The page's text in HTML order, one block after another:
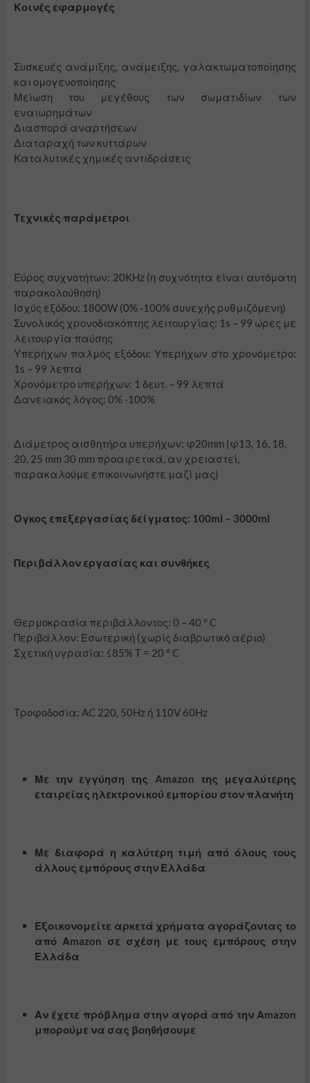
Κοινές εφαρμογές
Συσκευές ανάμιξης, ανάμειξης, γαλακτωματοποίησης
και ομογενοποίησης
Μείωση του μεγέθους των σωματιδίων των
εναιωρημάτων
Διασπορά αναρτήσεων
Διαταραχή των κυττάρων
Καταλυτικές χημικές αντιδράσεις
Τεχνικές παράμετροι
Εύρος συχνοτήτων: 20KHz (η συχνότητα είναι αυτόματη
παρακολούθηση)
Ισχύς εξόδου: 1800W (0% -100% συνεχής ρυθμιζόμενη)
Συνολικός χρονοδιακόπτης λειτουργίας: 1s – 99 ώρες με
λειτουργία παύσης
Υπερήχων παλμός εξόδου: Υπερήχων στο χρονόμετρο:
1s – 99 λεπτά
Χρονόμετρο υπερήχων: 1 δευτ. – 99 λεπτά
Δανειακός λόγος: 0% -100%
Διάμετρος αισθητήρα υπερήχων: φ20mm (φ13, 16, 18,
20, 25 mm 30 mm προαιρετικά, αν χρειαστεί,
παρακαλούμε επικοινωνήστε μαζί μας)
Όγκος επεξεργασίας δείγματος: 100ml – 3000ml
Περιβάλλον εργασίας και συνθήκες
Θερμοκρασία περιβάλλοντος: 0 – 40 ° C
Περιβάλλον: Εσωτερική (χωρίς διαβρωτικό αέριο)
Σχετική υγρασία: ≤85% T = 20 ° C
Τροφοδοσία: AC 220, 50Hz ή 110V 60Hz
Με την εγγύηση της Amazon της μεγαλύτερης
εταιρείας ηλεκτρονικού εμπορίου στον πλανήτη
Με διαφορά η καλύτερη τιμή από όλους τους
άλλους εμπόρους στην Ελλάδα
Εξοικονομείτε αρκετά χρήματα αγοράζοντας το
από Αmazon σε σχέση με τους εμπόρους στην
Ελλάδα
Αν έχετε πρόβλημα στην αγορά από την Αmazon
μπορούμε να σας βοηθήσουμε